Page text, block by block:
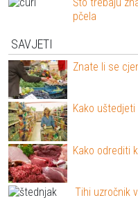
pčela
SAVJETI
Znate li se
Kako
Kako odrediti
Tihi uzročnik